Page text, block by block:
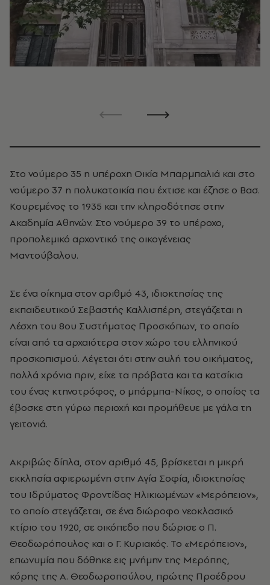
Στο νούμερο 35 η υπέροχη Οικία Μπαρμπαλιά και στο
νούμερο 37 η πολυκατοικία που έχτισε και έζησε ο Βασ.
Κουρεμένος το 1935 και την κληροδότησε στην
Ακαδημία Αθηνών. Στο νούμερο 39 το υπέροχο,
προπολεμικό αρχοντικό της οικογένειας
Μαντούβαλου.
Σε ένα οίκημα στον αριθμό 43, ιδιοκτησίας της
εκπαιδευτικού Σεβαστής Καλλισπέρη, στεγάζεται η
Λέσχη του 8ου Συστήματος Προσκόπων, το οποίο
είναι από τα αρχαιότερα στον χώρο του ελληνικού
προσκοπισμού. Λέγεται ότι στην αυλή του οικήματος,
πολλά χρόνια πριν, είχε τα πρόβατα και τα κατσίκια
του ένας κτηνοτρόφος, ο μπάρμπα-Νίκος, ο οποίος τα
έβοσκε στη γύρω περιοχή και προμήθευε με γάλα τη
γειτονιά.
Ακριβώς δίπλα, στον αριθμό 45, βρίσκεται η μικρή
εκκλησία αφιερωμένη στην Αγία Σοφία, ιδιοκτησίας
του Ιδρύματος Φροντίδας Ηλικιωμένων «Μερόπειον»,
το οποίο στεγάζεται, σε ένα διώροφο νεοκλασικό
κτίριο του 1920, σε οικόπεδο που δώρισε ο Π.
Θεοδωρόπουλος και ο Γ. Κυριακός. Το «Μερόπειον»,
επωνυμία που δόθηκε εις μνήμην της Μερόπης,
κόρης της Α. Θεοδωροπούλου, πρώτης Προέδρου